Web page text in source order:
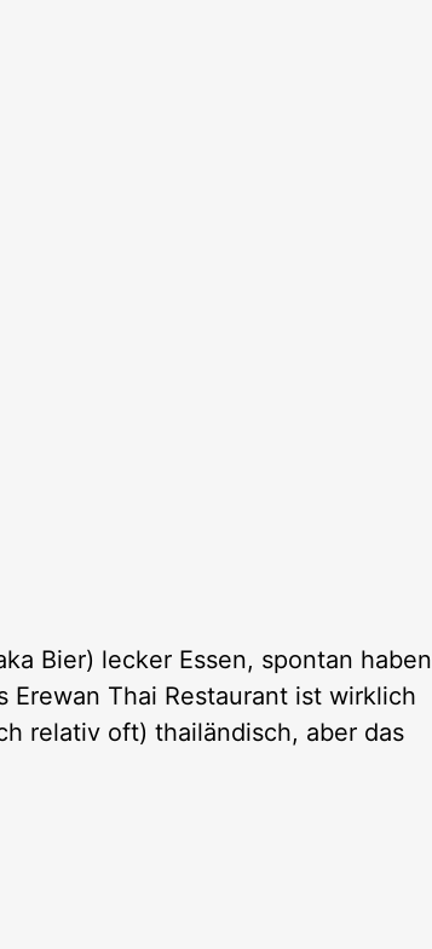
Bier) lecker Essen, spontan haben
Thai Restaurant ist wirklich
relativ oft) thailändisch, aber das